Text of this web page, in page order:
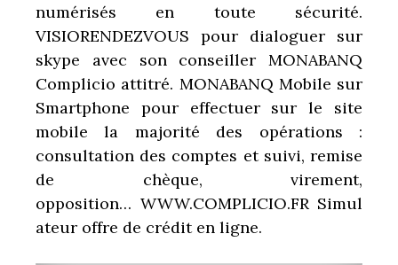
numérisés en toute sécurité.
VISIORENDEZVOUS pour dialoguer sur
skype avec son conseiller MONABANQ
Complicio attitré. MONABANQ Mobile sur
Smartphone pour effectuer sur le site
mobile la majorité des opérations :
consultation des comptes et suivi, remise
de chèque, virement,
opposition… WWW.COMPLICIO.FR Simul
ateur offre de crédit en ligne.